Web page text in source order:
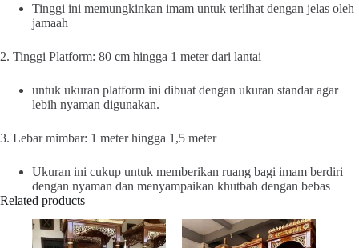
Tinggi ini memungkinkan imam untuk terlihat dengan jelas oleh
jamaah
2. Tinggi Platform: 80 cm hingga 1 meter dari lantai
untuk ukuran platform ini dibuat dengan ukuran standar agar
lebih nyaman digunakan.
3. Lebar mimbar: 1 meter hingga 1,5 meter
Ukuran ini cukup untuk memberikan ruang bagi imam berdiri
dengan nyaman dan menyampaikan khutbah dengan bebas
Related products